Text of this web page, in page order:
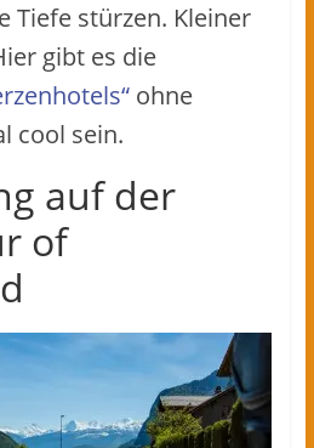
Tiefe stürzen. Kleiner
gibt es die
ohne
cool sein.
auf der
of